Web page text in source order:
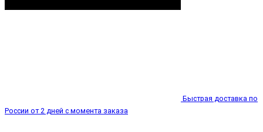
Быстрая доставка по
России от 2 дней с момента заказа